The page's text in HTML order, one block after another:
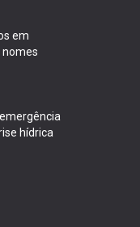
em
nomes
hídrica